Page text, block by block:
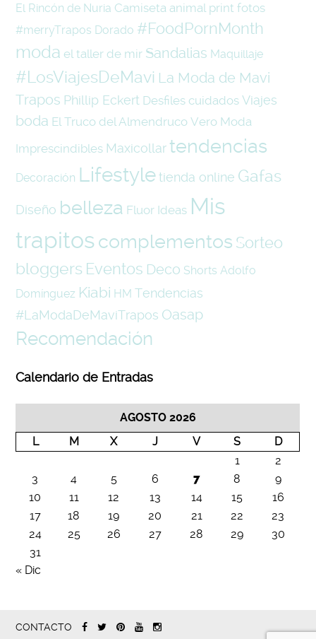
El Rincón de Nuria Camiseta animal print fotos
#merryTrapos Dorado #FoodPornMonth
moda el taller de mir Sandalias Maquillaje
#LosViajesDeMavi La Moda de Mavi
Trapos Phillip Eckert Desfiles cuidados Viajes
boda El Truco del Almendruco Vero Moda
Imprescindibles Maxicollar tendencias
Decoración Lifestyle tienda online Gafas
Diseño belleza Fluor Ideas Mis
trapitoscomplementos Sorteo
bloggers Eventos Deco Shorts Adolfo
Domínguez Kiabi HM Tendencias
#LaModaDeMaviTrapos Oasap
Recomendación
Calendario de Entradas
AGOSTO 2026
L
M X J V S
D
1
2
3
4 5 6 7 8
9
10
11 12 13 14 15
16
17
18 19 20 21 22
23
24
25 26 27 28 29
30
31
« Dic
CONTACTO